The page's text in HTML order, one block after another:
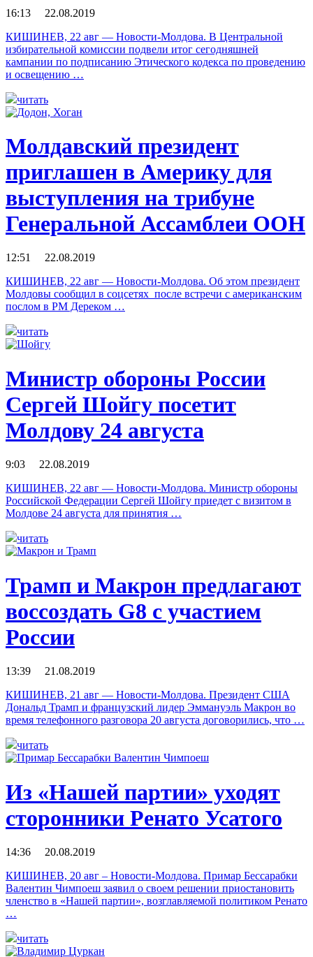
16:13 22.08.2019
КИШИНЕВ, 22 авг — Новости-Молдова. В Центральной
избирательной комиссии подвели итог сегодняшней
кампании по подписанию Этического кодекса по проведению
и освещению …
читать
Молдавский президент
приглашен в Америку для
выступления на трибуне
Генеральной Ассамблеи ООН
12:51 22.08.2019
КИШИНЕВ, 22 авг — Новости-Молдова. Об этом президент
Молдовы сообщил в соцсетях после встречи с американским
послом в РМ Дереком …
читать
Министр обороны России
Сергей Шойгу посетит
Молдову 24 августа
9:03 22.08.2019
КИШИНЕВ, 22 авг — Новости-Молдова. Министр обороны
Российской Федерации Сергей Шойгу приедет с визитом в
Молдове 24 августа для принятия …
читать
Трамп и Макрон предлагают
воссоздать G8 с участием
России
13:39 21.08.2019
КИШИНЕВ, 21 авг — Новости-Молдова. Президент США
Дональд Трамп и французский лидер Эммануэль Макрон во
время телефонного разговора 20 августа договорились, что …
читать
Из «Нашей партии» уходят
сторонники Ренато Усатого
14:36 20.08.2019
КИШИНЕВ, 20 авг – Новости-Молдова. Примар Бессарабки
Валентин Чимпоеш заявил о своем решении приостановить
членство в «Нашей партии», возглавляемой политиком Ренато
…
читать